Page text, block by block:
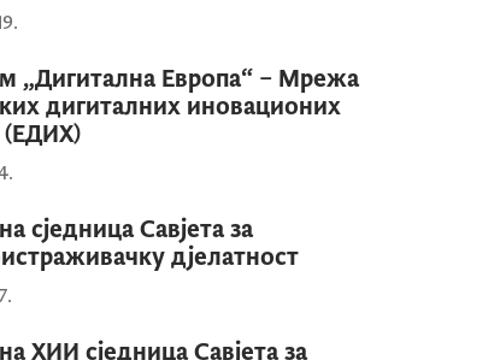
„Дигитална Европа“ – Мрежа
дигиталних иновационих
(ЕДИХ)
сједница Савјета за
дјелатност
XИИ сједница Савјета за